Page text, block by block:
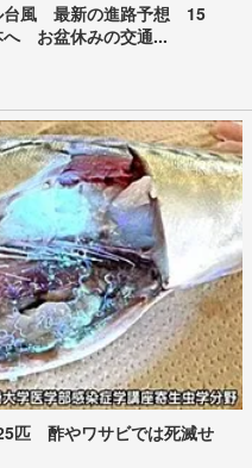
台風 最新の進路予想 15
へ お盆休みの交通...
匹 酢やワサビでは死滅せ